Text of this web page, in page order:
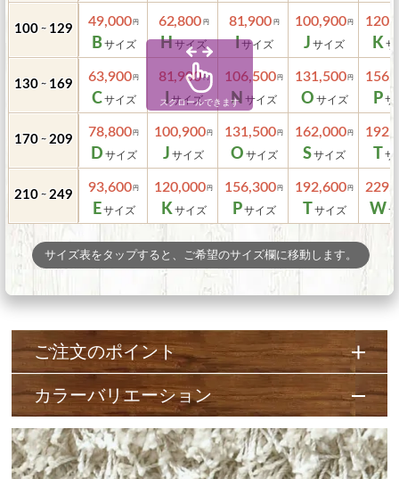
100 ～ 129
49,000
B
62,800
H
81,900
I
100,900
J K
130 ～ 169
63,900
C
81,900
I
106,500
N
131,500
O P
170 ～ 209
78,800
D
100,900
J
131,500
O
162,000
S
210 ～ 249
93,600
E
120,000
K
156,300
P
192,600
W
サイズ表をタップすると、ご希望のサイズ欄に移動します。
ご注文のポイント
カラーバリエーション